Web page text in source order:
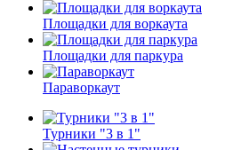
Площадки для воркаута
Площадки для паркура
Параворкаут
Турники "3 в 1"